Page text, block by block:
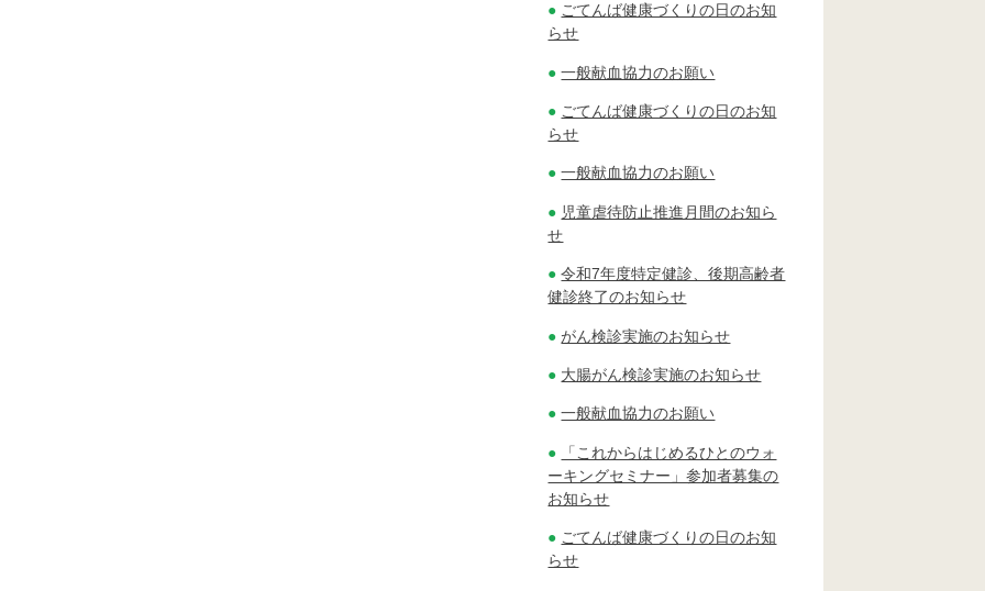
ごてんば健康づくりの日のお知
らせ
一般献血協力のお願い
ごてんば健康づくりの日のお知
らせ
一般献血協力のお願い
児童虐待防止推進月間のお知ら
せ
令和7年度特定健診、後期高齢者
健診終了のお知らせ
がん検診実施のお知らせ
大腸がん検診実施のお知らせ
一般献血協力のお願い
「これからはじめるひとのウォ
ーキングセミナー」参加者募集の
お知らせ
ごてんば健康づくりの日のお知
らせ